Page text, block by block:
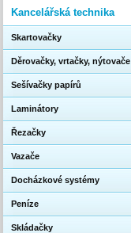
Kancelářská technika
Skartovačky
Děrovačky, vrtačky, nýtovače
Sešívačky papírů
Laminátory
Řezačky
Vazače
Docházkové systémy
Peníze
Skládačky